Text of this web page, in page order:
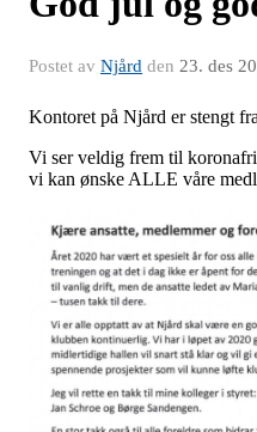
Postet av Njård den 23. des
Kontoret på Njård er stengt
Vi ser veldig frem til
vi kan ønske ALLE våre